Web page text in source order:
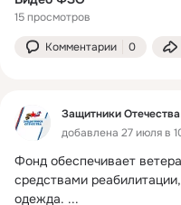
15 просмотров
Комментарии 0
Защитники
добавлена 27 июля в
Фонд обеспечивает
средствами
одежда. ...